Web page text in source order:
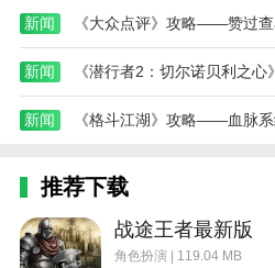
更新日志
最新版本：v3.1.7-cn 更新
1.新增线上打印记录功能
板
4.新增账号换绑、修改密
新闻 《大众点评》攻略——赞过
新闻 《潜行者2：切尔诺贝利之
新闻 《格斗江湖》攻略——血脉
推荐下载
战途王者最新版
角色扮演 | 119.04 MB